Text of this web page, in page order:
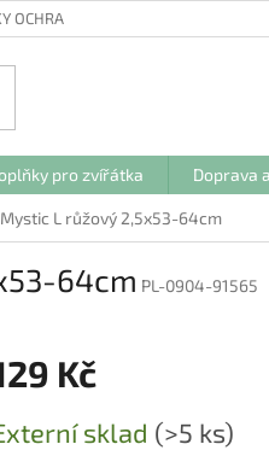
OCHRANY OSOBNÍCH ÚDAJŮ
pro zvířátka Doprava
L růžový 2,5x53-64cm
64cm PL-0904-91565
Kč
sklad (>5 ks)